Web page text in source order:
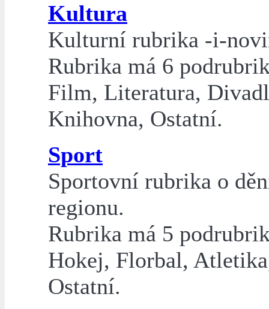
Kultura
Kulturní rubrika -i-
Rubrika má 6
Film, Literatura,
Knihovna, Ostatní.
Sport
Sportovní rubrika o
regionu.
Rubrika má 5
Hokej, Florbal,
Ostatní.